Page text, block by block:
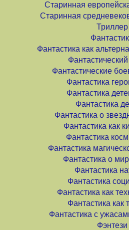
Старинная
Старинная
Триллер
Фантастика как
Фантастические
Фантастика
Фантастика
Фантастика
Фантастика о
Фантастика как
Фантастика
Фантастика
Фантастика о
Фантастика
Фантастика
Фантастика как
Фантастика как
Фантастика с
Фэнтези